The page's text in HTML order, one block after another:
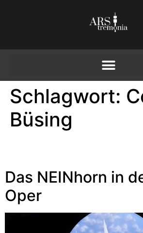
Schlagwort:
Büsing
Das NEINhorn in
Oper